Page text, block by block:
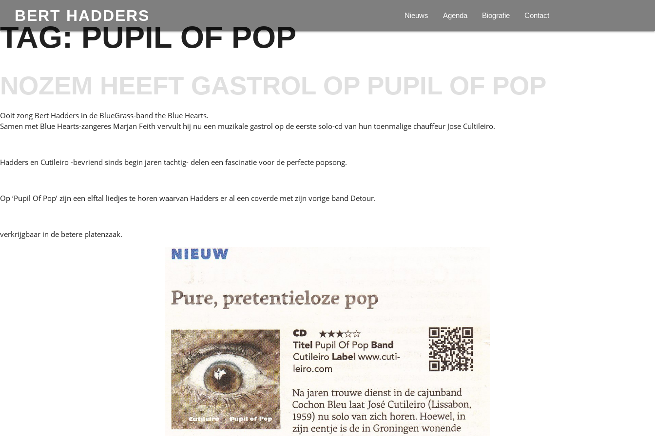
BERT HADDERS Nieuws Agenda Biografie Contact
TAG:PUPIL OF POP
NOZEM HEEFT GASTROL OP PUPIL OF POP
Ooit zong Bert Hadders in de BlueGrass-band the Blue Hearts.
Samen met Blue Hearts-zangeres Marjan Feith vervult hij nu een muzikale gastrol op de eerste solo-cd van hun toenmalige chauffeur Jose Cultileiro.
Hadders en Cutileiro -bevriend sinds begin jaren tachtig- delen een fascinatie voor de perfecte popsong.
Op ‘Pupil Of Pop’ zijn een elftal liedjes te horen waarvan Hadders er al een coverde met zijn vorige band Detour.
verkrijgbaar in de betere platenzaak.